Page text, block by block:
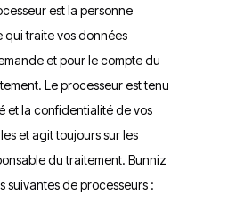
est la personne
qui traite vos données
et pour le compte du
Le processeur est tenu
et la confidentialité de vos
et agit toujours sur les
du traitement. Bunniz
suivantes de processeurs :